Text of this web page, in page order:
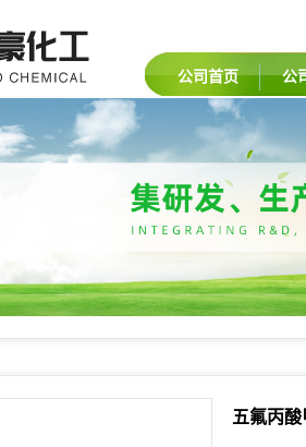
公司首页 公
五氟丙酸